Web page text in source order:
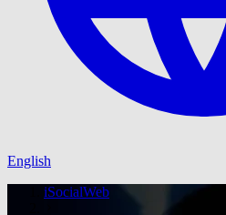
English
iSocialWeb